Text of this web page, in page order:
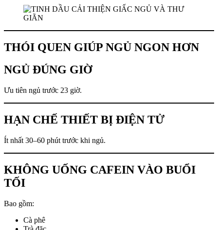
THÓI QUEN GIÚP NGỦ NGON HƠN
NGỦ ĐÚNG GIỜ
Ưu tiên ngủ trước 23 giờ.
HẠN CHẾ THIẾT BỊ ĐIỆN TỬ
Ít nhất 30–60 phút trước khi ngủ.
KHÔNG UỐNG CAFEIN VÀO BUỔI
TỐI
Bao gồm:
Cà phê